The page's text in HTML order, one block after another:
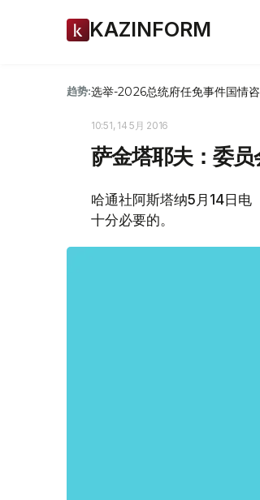
KAZINFORM
趋势:选举-2026总统府任免事件国情
10:51, 14 5月 2016
萨金塔耶夫：委
哈通社阿斯塔纳5月14日电
十分必要的。